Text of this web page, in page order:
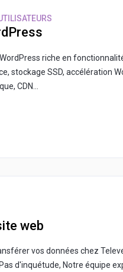
riche en
stockage SSD, accélération
CDN...
web
vos données chez
d'inquétude, Notre équipe